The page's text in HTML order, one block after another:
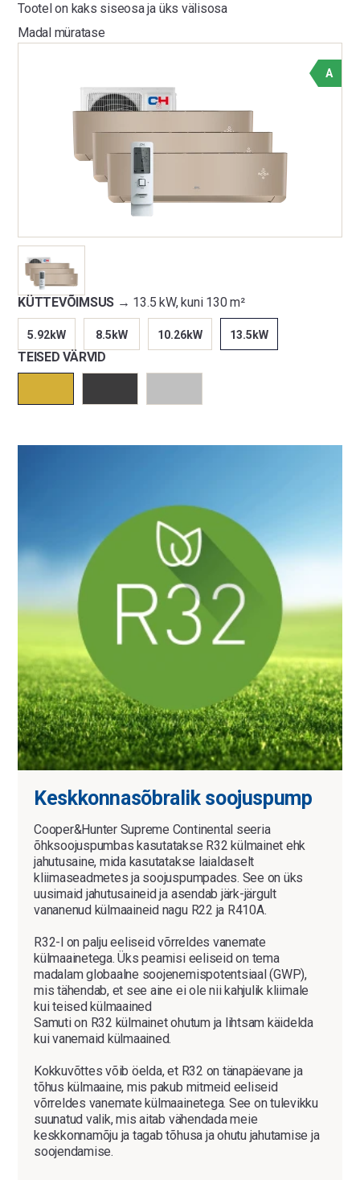
Tootel on kaks siseosa ja üks välisosa
Madal müratase
A
KÜTTEVÕIMSUS → 13.5 kW, kuni 130 m²
5.92kW 8.5kW 10.26kW 13.5kW
TEISED VÄRVID
Keskkonnasõbralik soojuspump
Cooper&Hunter Supreme Continental seeria
õhksoojuspumbas kasutatakse R32 külmainet ehk
jahutusaine, mida kasutatakse laialdaselt
kliimaseadmetes ja soojuspumpades. See on üks
uusimaid jahutusaineid ja asendab järk-järgult
vananenud külmaaineid nagu R22 ja R410A.
R32-l on palju eeliseid võrreldes vanemate
külmaainetega. Üks peamisi eeliseid on tema
madalam globaalne soojenemispotentsiaal (GWP),
mis tähendab, et see aine ei ole nii kahjulik kliimale
kui teised külmaained
Samuti on R32 külmainet ohutum ja lihtsam käidelda
kui vanemaid külmaained.
Kokkuvõttes võib öelda, et R32 on tänapäevane ja
tõhus külmaaine, mis pakub mitmeid eeliseid
võrreldes vanemate külmaainetega. See on tulevikku
suunatud valik, mis aitab vähendada meie
keskkonnamõju ja tagab tõhusa ja ohutu jahutamise ja
soojendamise.